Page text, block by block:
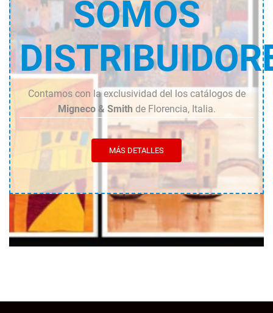
SOMOS
Contamos con la exclusividad del los catálogos de
Migneco & Smith de Florencia, Italia.
MÁS DETALLES